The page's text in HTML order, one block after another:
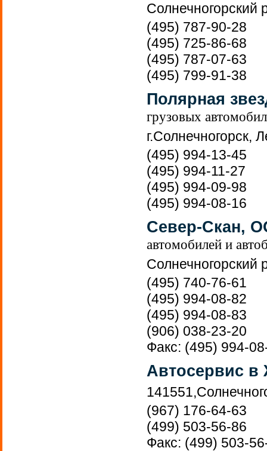
Солнечногорский
(495) 787-90-28
(495) 725-86-68
(495) 787-07-63
(495) 799-91-38
Полярная
грузовых
г.Солнечногорск,
(495) 994-13-45
(495) 994-11-27
(495) 994-09-98
(495) 994-08-16
Север-Скан,
автомобилей и
Солнечногорский
(495) 740-76-61
(495) 994-08-82
(495) 994-08-83
(906) 038-23-20
Факс: (495) 994-
Автосервис
(967) 176-64-63
(499) 503-56-86
Факс: (499) 503-